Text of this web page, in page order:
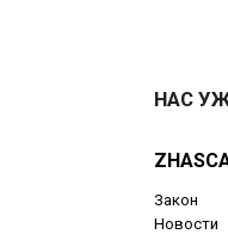
НАС
Закон
Новости